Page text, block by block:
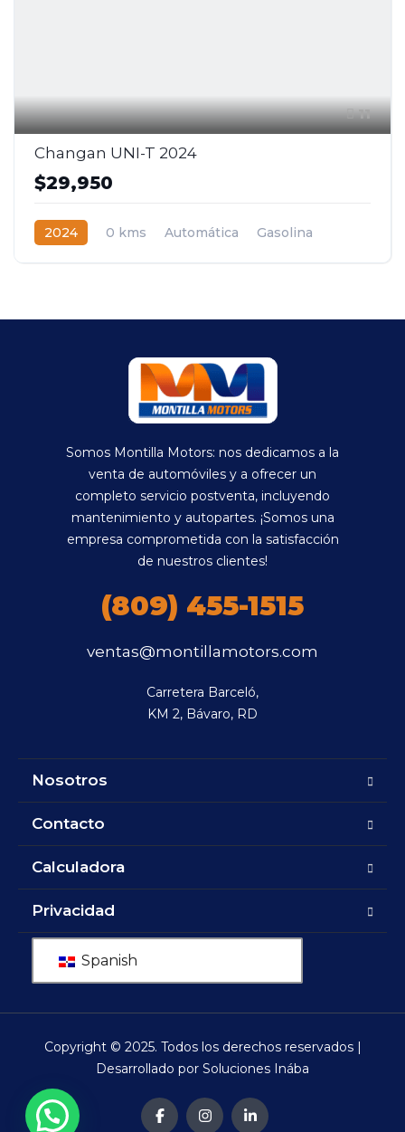
11
Changan UNI-T 2024
$29,950
2024 0 kms Automática
Gasolina
Somos Montilla Motors: nos dedicamos a la
venta de automóviles y a ofrecer un
completo servicio postventa, incluyendo
mantenimiento y autopartes. ¡Somos una
empresa comprometida con la satisfacción
de nuestros clientes!
(809) 455-1515
ventas@montillamotors.com
Carretera Barceló,
KM 2, Bávaro, RD
Nosotros
Contacto
Calculadora
Privacidad
Spanish
Copyright © 2025. Todos los derechos reservados |
Desarrollado por Soluciones Inába